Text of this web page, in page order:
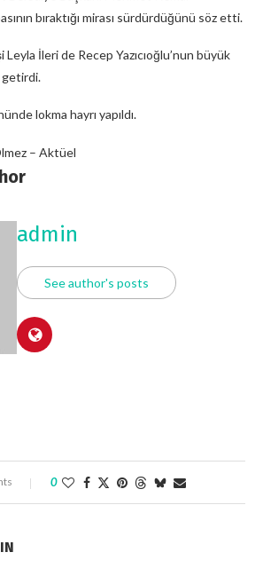
bıraktığı mirası sürdürdüğünü söz etti.
Leyla İleri de Recep Yazıcıoğlu’nun büyük
getirdi.
lokma hayrı yapıldı.
– Aktüel
admin
See author's posts
0